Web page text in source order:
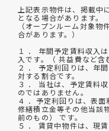
上記表示物件は、掲載中
となる場合があります。
（オープンルーム対象
合があります。）
１ ． 年間予定賃料収入
入です。（ 共益費など含
２ ． 予定利回りは、年
対する割合です。
３ ． 当社は、予定賃料
のではありません。
４ ．予定利回りは、表
修繕積立金等その他当該
前のもの） です。
５ ． 賃貸中物件は、現